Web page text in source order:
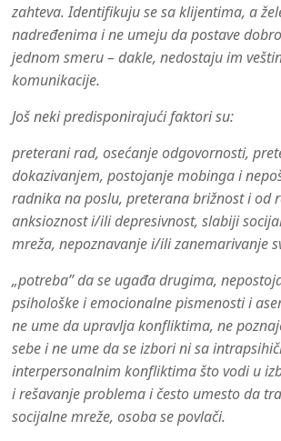
zahteva. Identifikuju se sa klijentima, a
nadređenima i ne umeju da postave
jednom smeru – dakle, nedostaju im
komunikacije.
Još neki predisponirajući faktori su:
preterani rad, osećanje odgovornosti,
dokazivanjem, postojanje mobinga i
radnika na poslu, preterana brižnost i od
anksioznost i/ili depresivnost, slabiji
mreža, nepoznavanje i/ili zanemarivanje
„potreba” da se ugađa drugima,
psihološke i emocionalne pismenosti i
ne ume da upravlja konfliktima, ne
sebe i ne ume da se izbori ni sa
interpersonalnim konfliktima što vodi u
i rešavanje problema i često umesto da
socijalne mreže, osoba se povlači.